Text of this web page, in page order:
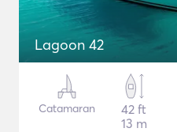
Lagoon 42
Catamaran
42 ft
13 m